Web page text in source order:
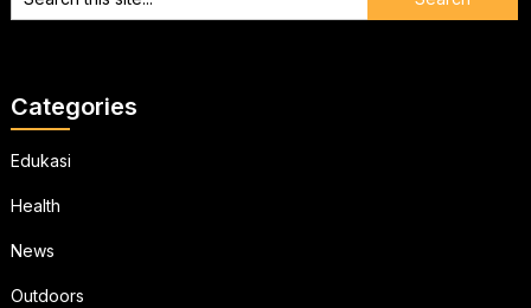
Categories
Edukasi
Health
News
Outdoors